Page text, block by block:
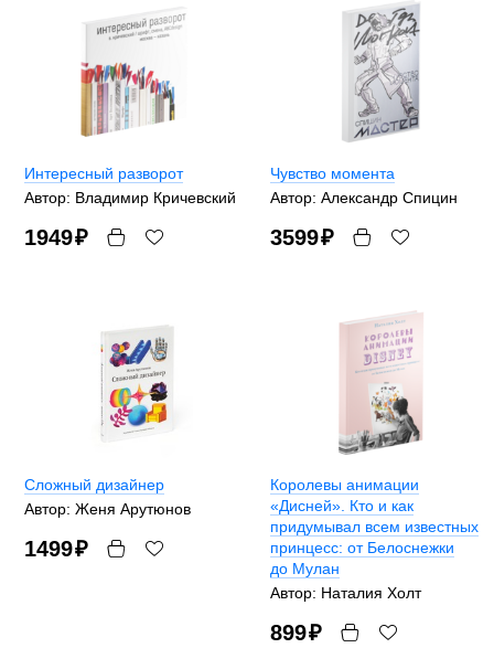
Интересный разворот
Автор: Владимир Кричевский
1949₽
Чувство момента
Автор: Александр Спицин
3599₽
Сложный дизайнер
Автор: Женя Арутюнов
1499₽
Королевы анимации
«Дисней». Кто и как
придумывал всем известных
принцесс: от Белоснежки
до Мулан
Автор: Наталия Холт
899₽